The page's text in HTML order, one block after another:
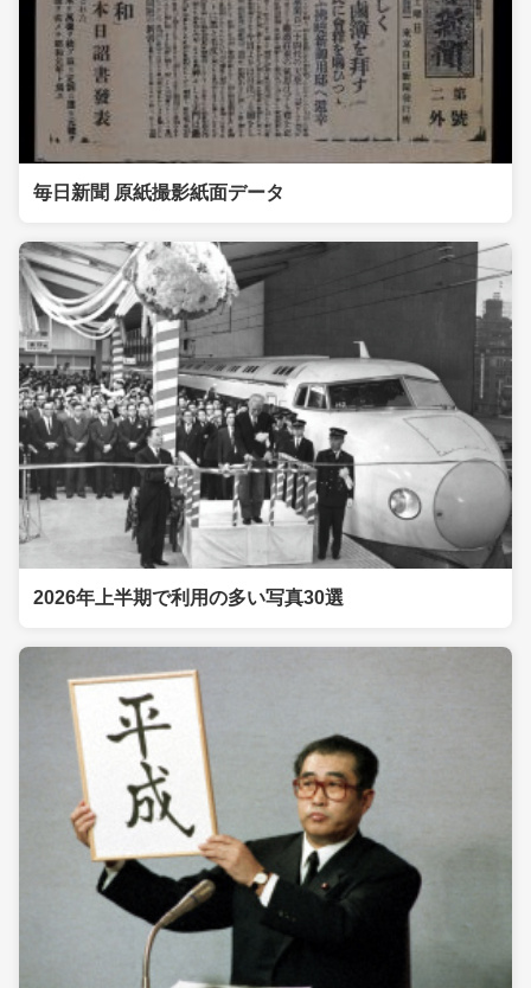
毎日新聞 原紙撮影紙面データ
2026年上半期で利用の多い写真30選